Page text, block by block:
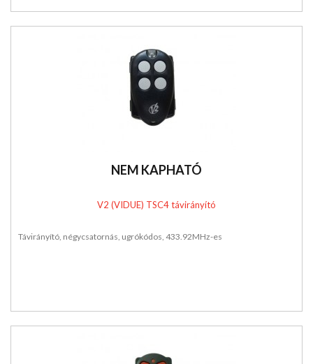
NEM KAPHATÓ
V2 (VIDUE) TSC4 távirányító
Távirányító, négycsatornás, ugrókódos, 433.92MHz-es